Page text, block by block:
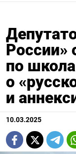
России»
по
о
и
10.03.2025